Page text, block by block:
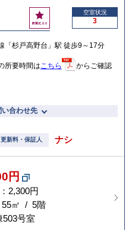
お
気
入
空室状況
3
「杉戸高野台」駅 徒歩9～17分
所要時間はこちら
からご確認
合わせ先
新料・保証人 ナシ
円
2,300円
㎡ / 5階
503号室